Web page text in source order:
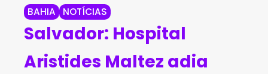
BAHIA NOTÍCIAS
Salvador: Hospital
Aristides Maltez adia